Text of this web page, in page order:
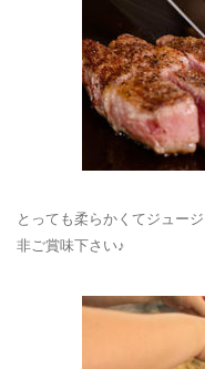
とっても柔らかくてジュー
非ご賞味下さい♪